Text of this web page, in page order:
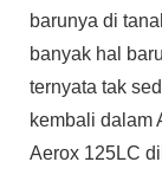
barunya di
banyak hal
ternyata tak
kembali dalam
Aerox 125LC